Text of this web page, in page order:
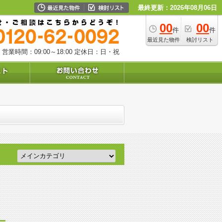
最終更新：2026年08月06日
00件
最近見た物件
00件
検討リスト
営業時間：09:00～18:00 定休日：日・祝